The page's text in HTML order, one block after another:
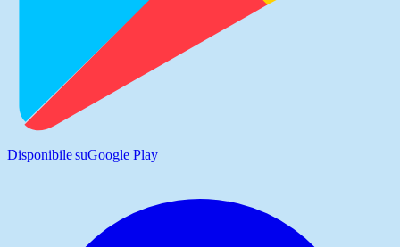
Disponibile suGoogle Play